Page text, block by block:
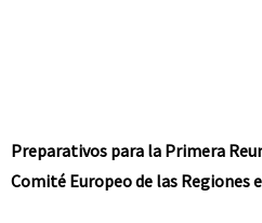
Preparativos para la Primera
Comité Europeo de las Regiones